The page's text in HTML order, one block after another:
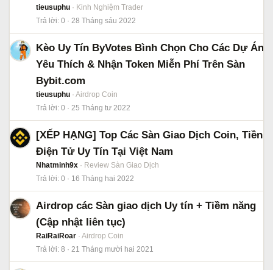
tieusuphu
Kinh Nghiệm Trader
Trả lời 0 28 Tháng sáu 2022
Kèo Uy Tín ByVotes Bình Chọn Cho Các Dự Án
Yêu Thích & Nhận Token Miễn Phí Trên Sàn
Bybit.com
tieusuphu
Airdrop Coin
Trả lời 0 25 Tháng tư 2022
[XẾP HẠNG] Top Các Sàn Giao Dịch Coin, Tiền
Điện Tử Uy Tín Tại Việt Nam
Nhatminh9x
Review Sàn Giao Dịch
Trả lời 0 16 Tháng hai 2022
Airdrop các Sàn giao dịch Uy tín + Tiềm năng
(Cập nhật liên tục)
RaiRaiRoar
Airdrop Coin
Trả lời 8 21 Tháng mười hai 2021